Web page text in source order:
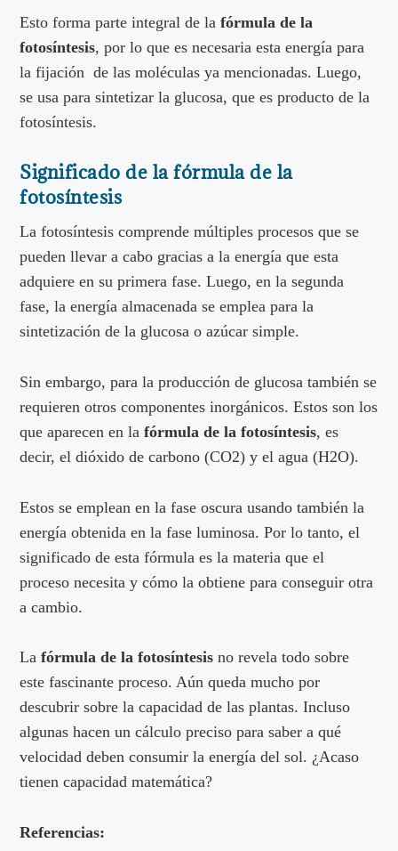
Esto forma parte integral de lafórmula de la
fotosíntesis, por lo que es necesaria esta energía para
la fijación de las moléculas ya mencionadas. Luego,
se usa para sintetizar la glucosa, que es producto de la
fotosíntesis.
Significado de la fórmula de la
fotosíntesis
La fotosíntesis comprende múltiples procesos que se
pueden llevar a cabo gracias a la energía que esta
adquiere en su primera fase. Luego, en la segunda
fase, la energía almacenada se emplea para la
sintetización de la glucosa o azúcar simple.
Sin embargo, para la producción de glucosa también se
requieren otros componentes inorgánicos. Estos son los
que aparecen en lafórmula de la fotosíntesis, es
decir, el dióxido de carbono (CO2) y el agua (H2O).
Estos se emplean en la fase oscura usando también la
energía obtenida en la fase luminosa. Por lo tanto, el
significado de esta fórmula es la materia que el
proceso necesita y cómo la obtiene para conseguir otra
a cambio.
Lafórmula de la fotosíntesis no revela todo sobre
este fascinante proceso. Aún queda mucho por
descubrir sobre la capacidad de las plantas. Incluso
algunas hacen un cálculo preciso para saber a qué
velocidad deben consumir la energía del sol. ¿Acaso
tienen capacidad matemática?
Referencias: